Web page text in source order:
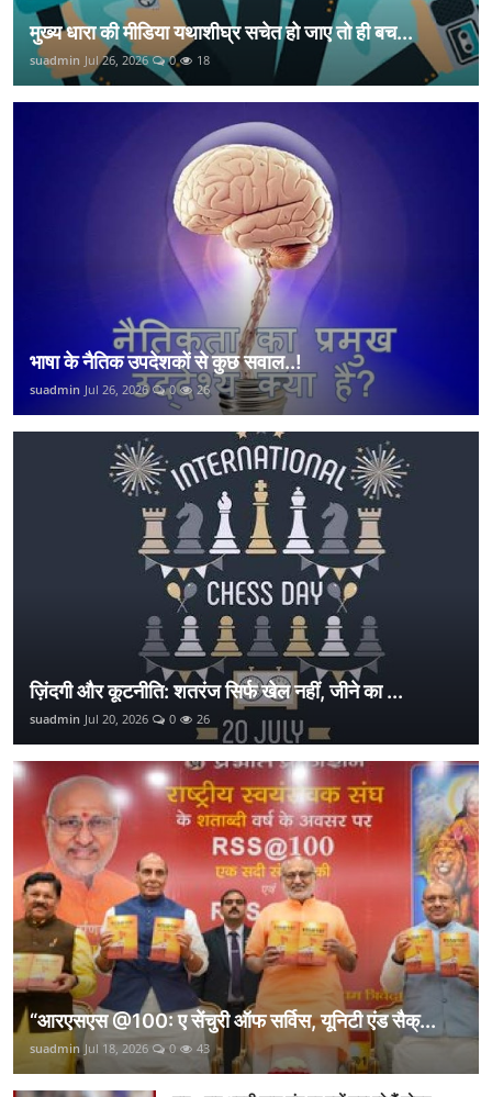
मुख्य धारा की मीडिया यथाशीघ्र सचेत हो जाए तो ही बच...
suadmin Jul 26, 2026 0 18
भाषा के नैतिक उपदेशकों से कुछ सवाल..!
suadmin Jul 26, 2026 0 26
ज़िंदगी और कूटनीति: शतरंज सिर्फ खेल नहीं, जीने का ...
suadmin Jul 20, 2026 0 26
“आरएसएस @100: ए सेंचुरी ऑफ सर्विस, यूनिटी एंड सैक्...
suadmin Jul 18, 2026 0 43